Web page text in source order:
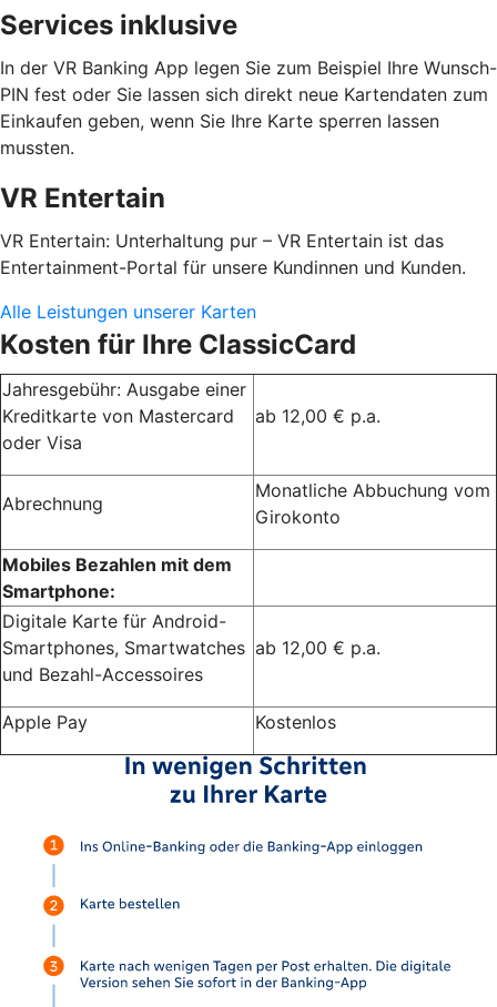
Services inklusive
In der VR Banking App legen Sie zum Beispiel Ihre Wunsch-
PIN fest oder Sie lassen sich direkt neue Kartendaten zum
Einkaufen geben, wenn Sie Ihre Karte sperren lassen
mussten.
VR Entertain
VR Entertain: Unterhaltung pur – VR Entertain ist das
Entertainment-Portal für unsere Kundinnen und Kunden.
Alle Leistungen unserer Karten
Kosten für Ihre ClassicCard
Jahresgebühr: Ausgabe einer
Kreditkarte von Mastercard
oder Visa
ab 12,00 € p.a.
Abrechnung
Monatliche Abbuchung vom
Girokonto
Mobiles Bezahlen mit dem
Smartphone:
Digitale Karte für Android-
Smartphones, Smartwatches
und Bezahl-Accessoires
ab 12,00 € p.a.
Apple Pay Kostenlos